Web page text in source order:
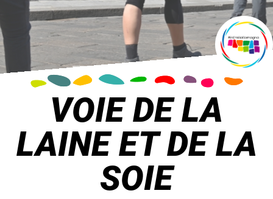
VOIE DE LA
LAINE ET DE LA
SOIE